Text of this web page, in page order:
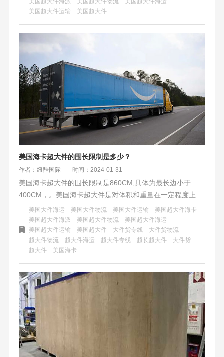
求，收集反馈以提升满意度。
美国超大件运输
美国超大件
美国海卡超大件的围长限制是多少？
作者：纽酷国际 时间：2024-01-31
美国海卡超大件的围长限制是860CM,具体为最长边小于
400CM，。美国海卡超大件是对体积和重量在一定程度上大
大超过了一般标准货物的海运服务的统称。美国海卡超大件
适用于那些产品，比如：商业冰柜、家具、餐车、大型机械
等。它可以运输更多更大的货物，不受重量和体积的限制
美国大件海运 美国大件物流 美国大件运输
美国超大件海卡
美国超大件海派
美国超大件物流
美国超大件海运
美国超大件运输
美国超大件 大件货专线
大件货物流
超大件物流
超大件海运 超大件专线 超长超大件
大件货
超大件
美国海卡